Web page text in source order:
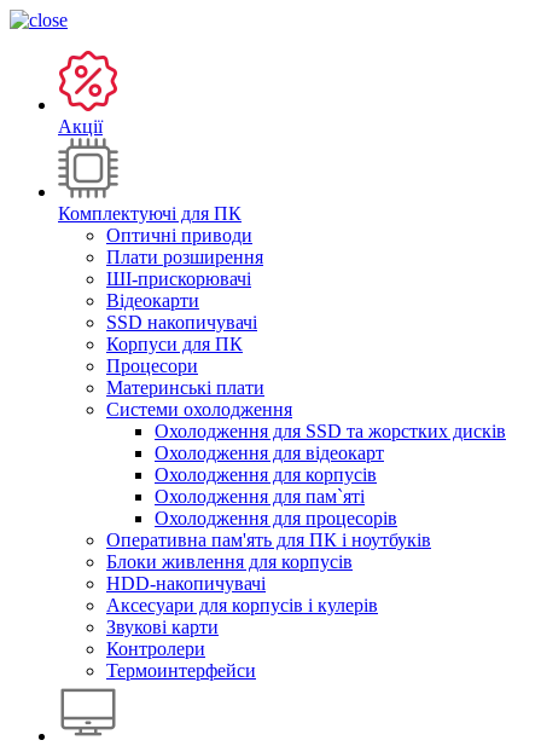
Акції
Комплектуючі для ПК
Оптичні приводи
Плати розширення
ШІ-прискорювачі
Відеокарти
SSD накопичувачі
Корпуси для ПК
Процесори
Материнські плати
Системи охолодження
Охолодження для SSD та жорстких дисків
Охолодження для відеокарт
Охолодження для корпусів
Охолодження для пам`яті
Охолодження для процесорів
Оперативна пам'ять для ПК і ноутбуків
Блоки живлення для корпусів
HDD-накопичувачі
Аксесуари для корпусів і кулерів
Звукові карти
Контролери
Термоинтерфейси